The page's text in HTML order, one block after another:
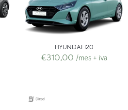
HYUNDAI I20
€310,00 /mes + iva